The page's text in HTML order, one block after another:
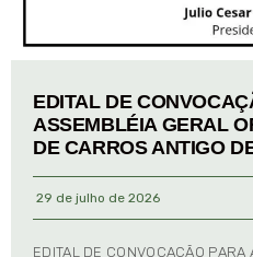
EDITAL DE
ASSEMBLÉIA GERAL
DE CARROS ANTIGO
29 de julho de 2026
EDITAL DE CONVOCAÇÃO